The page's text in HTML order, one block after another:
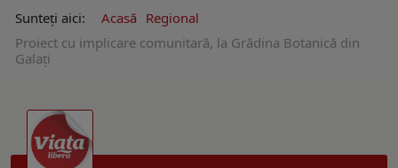
Sunteți aici: Acasă Regional
Proiect cu implicare comunitară, la Grădina Botanică din
Galați